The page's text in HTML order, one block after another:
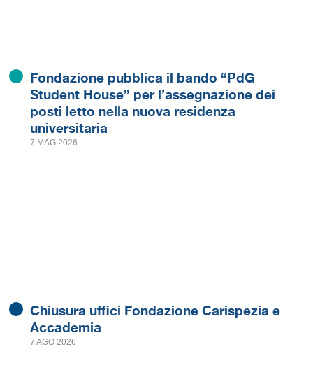
Fondazione pubblica il bando “PdG
Student House” per l’assegnazione dei
posti letto nella nuova residenza
universitaria
7 MAG 2026
Chiusura uffici Fondazione Carispezia e
Accademia
7 AGO 2026